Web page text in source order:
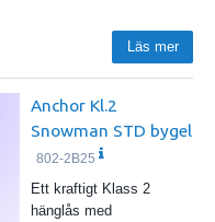
Läs mer
Anchor Kl.2
Snowman STD bygel
802-2B25
Ett kraftigt Klass 2
hänglås med